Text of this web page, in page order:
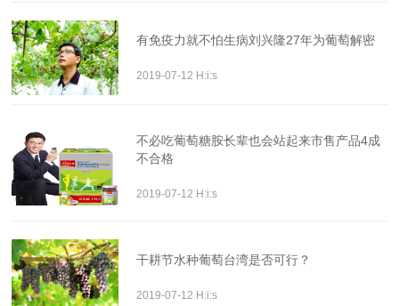
有免疫力就不怕生病刘兴隆27年为葡萄解密
2019-07-12 H:i:s
不必吃葡萄糖胺长辈也会站起来市售产品4成
不合格
2019-07-12 H:i:s
干耕节水种葡萄台湾是否可行？
2019-07-12 H:i:s